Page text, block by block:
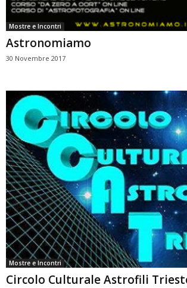
Mostre e Incontri
Astronomiamo
30 Novembre 2017
Mostre e Incontri
Circolo Culturale Astrofili